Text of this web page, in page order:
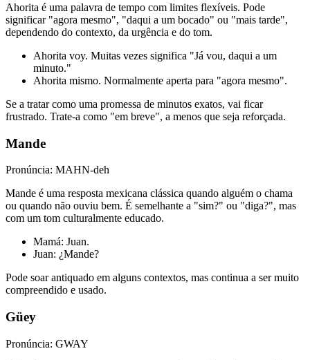
Ahorita é uma palavra de tempo com limites flexíveis. Pode
significar "agora mesmo", "daqui a um bocado" ou "mais tarde",
dependendo do contexto, da urgência e do tom.
Ahorita voy. Muitas vezes significa "Já vou, daqui a um
minuto."
Ahorita mismo. Normalmente aperta para "agora mesmo".
Se a tratar como uma promessa de minutos exatos, vai ficar
frustrado. Trate-a como "em breve", a menos que seja reforçada.
Mande
Pronúncia: MAHN-deh
Mande é uma resposta mexicana clássica quando alguém o chama
ou quando não ouviu bem. É semelhante a "sim?" ou "diga?", mas
com um tom culturalmente educado.
Mamá: Juan.
Juan: ¿Mande?
Pode soar antiquado em alguns contextos, mas continua a ser muito
compreendido e usado.
Güey
Pronúncia: GWAY